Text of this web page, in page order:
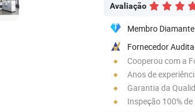
Avaliação
Membro Diamante
Fornecedor
Cooperou com a
Anos de
Garantia da
Inspeção 100%